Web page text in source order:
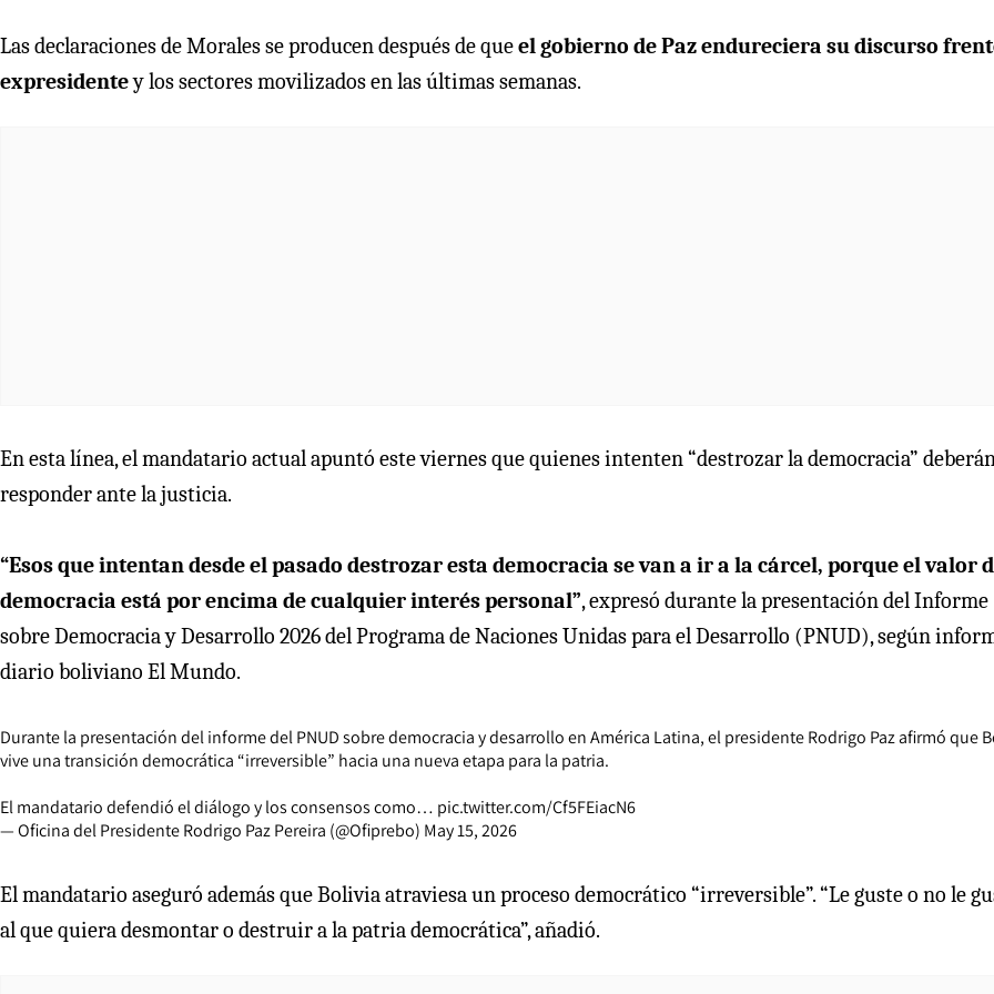
Las declaraciones de Morales se producen después de queel gobierno de Paz endureciera su discurso
expresidentey los sectores movilizados en las últimas semanas.
En esta línea, el mandatario actual apuntó este viernes que quienes intenten “destrozar la democracia”
responder ante la justicia.
“Esos que intentan desde el pasado destrozar esta democracia se van a ir a la cárcel, porque el valor
democracia está por encima de cualquier interés personal”, expresó durante la presentación del Informe
sobre Democracia y Desarrollo 2026 del Programa de Naciones Unidas para el Desarrollo (PNUD), según
diario boliviano El Mundo.
Durante la presentación del informe del PNUD sobre democracia y desarrollo en América Latina, el presidente Rodrigo Paz afirmó que
vive una transición democrática “irreversible” hacia una nueva etapa para la patria.
El mandatario defendió el diálogo y los consensos como… pic.twitter.com/Cf5FEiacN6
— Oficina del Presidente Rodrigo Paz Pereira (@Ofiprebo) May 15, 2026
El mandatario aseguró además que Bolivia atraviesa un proceso democrático “irreversible”. “Le guste o no le
al que quiera desmontar o destruir a la patria democrática”, añadió.